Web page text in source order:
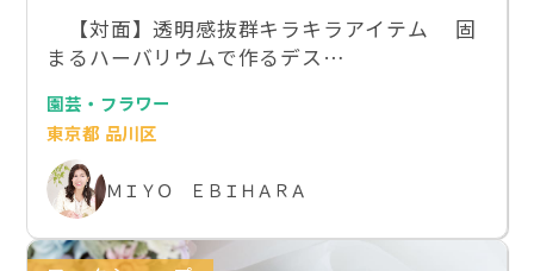
【対面】透明感抜群キラキラアイテム 固
まるハーバリウムで作るデス…
園芸・フラワー
東京都 品川区
ＭＩＹＯ ＥＢＩＨＡＲＡ